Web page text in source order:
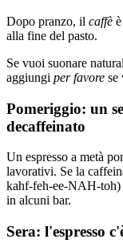
Dopo pranzo, il caffè
alla fine del pasto.
Se vuoi suonare
aggiungi per favore se
Pomeriggio: un
decaffeinato
Un espresso a metà
lavorativi. Se la
kahf-feh-ee-NAH-toh)
in alcuni bar.
Sera: l'espresso